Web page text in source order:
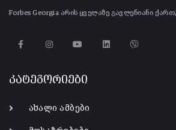
Forbes Georgia არის ყველაზე გავლენიანი
კატეგორიები
ახალი ამბები